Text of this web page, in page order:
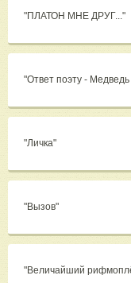
"ПЛАТОН МНЕ ДРУГ..."
"Ответ поэту -
"Личка"
"Вызов"
"Величайший